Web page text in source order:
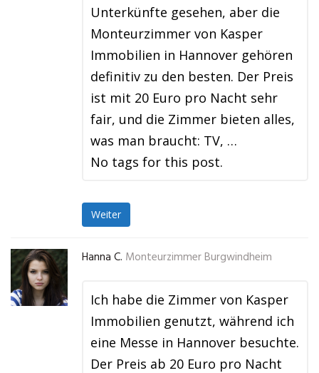
Unterkünfte gesehen, aber die
Monteurzimmer von Kasper
Immobilien in Hannover gehören
definitiv zu den besten. Der Preis
ist mit 20 Euro pro Nacht sehr
fair, und die Zimmer bieten alles,
was man braucht: TV, …
No tags for this post.
Weiter
Hanna C. Monteurzimmer Burgwindheim
Ich habe die Zimmer von Kasper
Immobilien genutzt, während ich
eine Messe in Hannover besuchte.
Der Preis ab 20 Euro pro Nacht